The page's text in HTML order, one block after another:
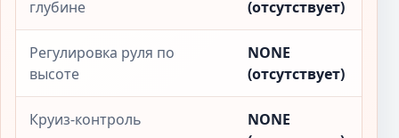
глубине
(отсутствует)
Регулировка руля по
высоте
NONE
(отсутствует)
Круиз-контроль
NONE